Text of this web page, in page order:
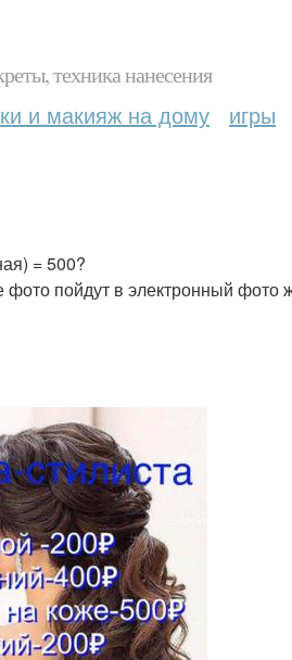
техника нанесения
и макияж на дому игры
= 500?
пойдут в электронный фото